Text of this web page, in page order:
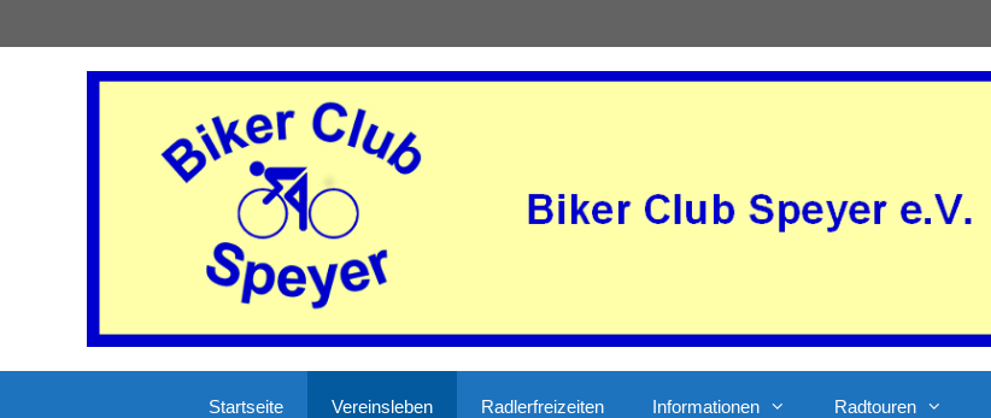
Startseite Vereinsleben Radlerfreizeiten Informationen Radtouren